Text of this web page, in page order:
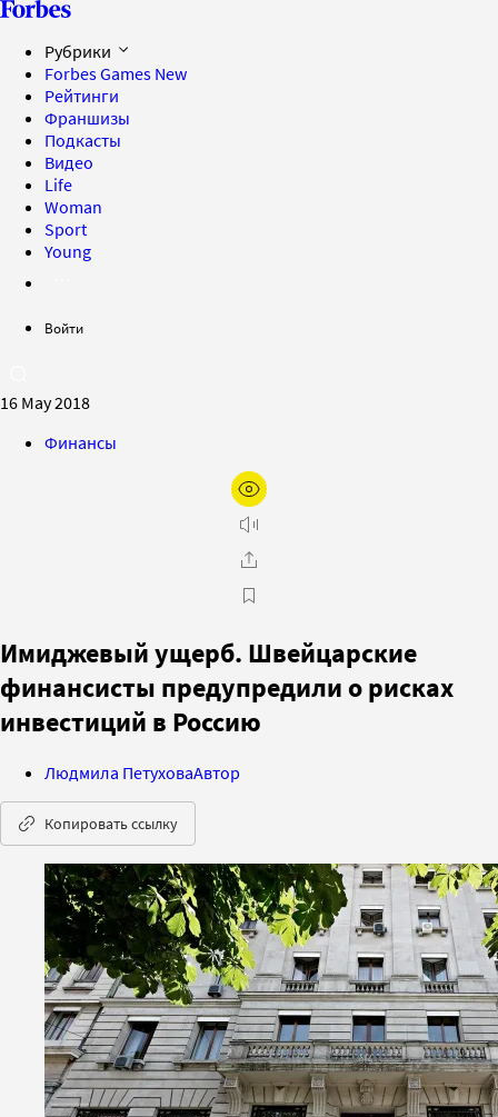
Рубрики
Forbes Games New
Рейтинги
Франшизы
Подкасты
Видео
Life
Woman
Sport
Young
Войти
16 May 2018
Финансы
Имиджевый ущерб. Швейцарские
финансисты предупредили о рисках
инвестиций в Россию
Людмила ПетуховаАвтор
Копировать ссылку